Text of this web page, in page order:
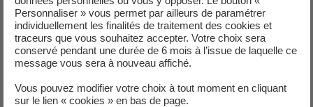
espace Client EDF pour les entreprises.
Lors de votre première connexion, les principales
fonctionnalités de l’espace Client vous sont présentées
via un tutoriel et une vidéo, accessibles à tout moment
depuis la rubrique Aide.
Personnaliser » vous permet par ailleurs de paramétrer
individuellement les finalités de traitement des cookies et
traceurs que vous souhaitez accepter. Votre choix sera
conservé pendant une durée de 6 mois à l’issue de laquelle ce
message vous sera à nouveau affiché.
Vous pouvez modifier votre choix à tout moment en cliquant
sur le lien « cookies » en bas de page.